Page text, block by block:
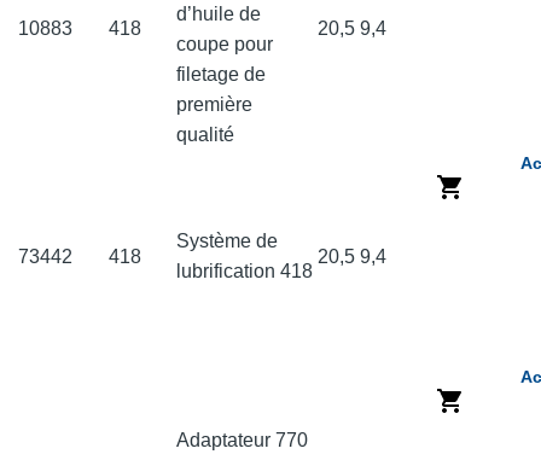
10883 418
d’huile de
coupe pour
filetage de
première
qualité
20,5 9,4
73442 418
Système de
lubrification 418
20,5 9,4
Adaptateur 770